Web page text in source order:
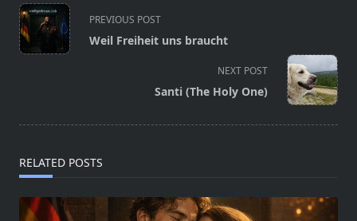
<span
class="nav-
subtitle
PREVIOUS POST
Weil Freiheit uns braucht
NEXT POST
Santi (The Holy One)
RELATED POSTS